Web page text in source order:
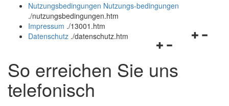
und
schließen
Nutzungsbedingungen Nutzungs-bedingungen
./nutzungsbedingungen.htm
Impressum ./13001.htm
Navigationsmenü
und
schließen
Datenschutz ./datenschutz.htm
So erreichen Sie uns
telefonisch